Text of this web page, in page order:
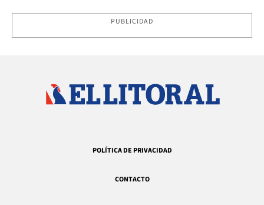
PUBLICIDAD
POLÍTICA DE PRIVACIDAD
CONTACTO